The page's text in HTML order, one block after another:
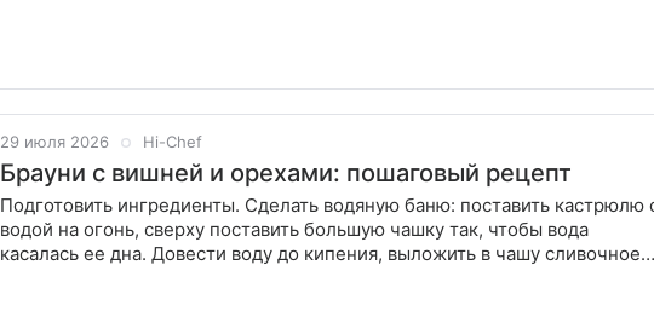
29 июля 2026 Hi-Chef
Брауни с вишней и орехами: пошаговый рецепт
Подготовить ингредиенты. Сделать водяную баню: поставить кастрюлю
водой на огонь, сверху поставить большую чашку так, чтобы вода
касалась ее дна. Довести воду до кипения, выложить в чашу сливочное